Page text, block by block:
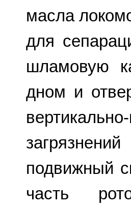
масла
для
шламовую
дном и
подвижный
часть